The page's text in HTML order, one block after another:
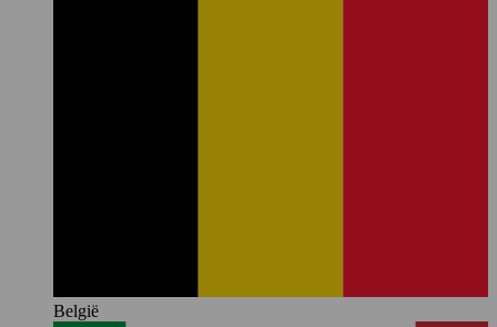
België